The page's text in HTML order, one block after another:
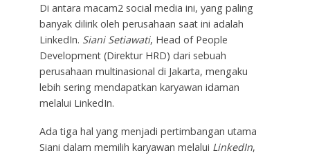
Di antara macam2 social media ini, yang paling
banyak dilirik oleh perusahaan saat ini adalah
LinkedIn. Siani Setiawati, Head of People
Development (Direktur HRD) dari sebuah
perusahaan multinasional di Jakarta, mengaku
lebih sering mendapatkan karyawan idaman
melalui LinkedIn.
Ada tiga hal yang menjadi pertimbangan utama
Siani dalam memilih karyawan melalui LinkedIn,